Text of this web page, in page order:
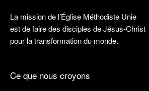
La mission de l’Église Méthodiste Unie
est de faire des disciples de Jésus-Christ
pour la transformation du monde.
Ce que nous croyons